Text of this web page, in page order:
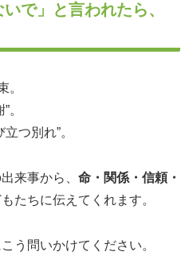
で」と言われたら、
。
。
つ別れ”。
来事から、 命・関係・信頼・
たちに伝えてくれます。
う問いかけてください。